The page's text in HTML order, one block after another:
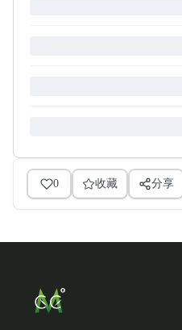
0 收藏 分享